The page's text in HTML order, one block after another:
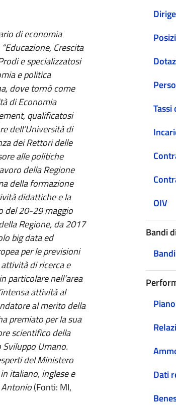
di economia
Crescita
e specializzatosi
e politica
dove tornò come
di Economia
qualificatosi
dell’Università di
dei Rettori delle
alle politiche
della Regione
della formazione
didattiche e la
del 20-29 maggio
Regione, da 2017
big data ed
per le previsioni
di ricerca e
particolare nell’area
attività al
al merito della
premiato per la sua
scientifico della
Umano.
del Ministero
italiano, inglese e
Antonio(Fonti: MI,
Tassi
OIV
Bandi
Dati